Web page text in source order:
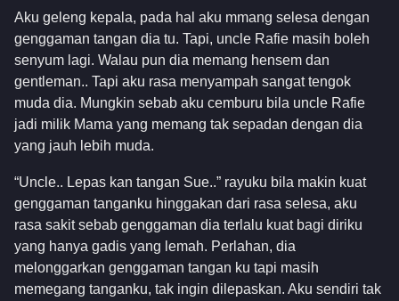
Aku geleng kepala, pada hal aku mmang selesa dengan
genggaman tangan dia tu. Tapi, uncle Rafie masih boleh
senyum lagi. Walau pun dia memang hensem dan
gentleman.. Tapi aku rasa menyampah sangat tengok
muda dia. Mungkin sebab aku cemburu bila uncle Rafie
jadi milik Mama yang memang tak sepadan dengan dia
yang jauh lebih muda.
“Uncle.. Lepas kan tangan Sue..” rayuku bila makin kuat
genggaman tanganku hinggakan dari rasa selesa, aku
rasa sakit sebab genggaman dia terlalu kuat bagi diriku
yang hanya gadis yang lemah. Perlahan, dia
melonggarkan genggaman tangan ku tapi masih
memegang tanganku, tak ingin dilepaskan. Aku sendiri tak